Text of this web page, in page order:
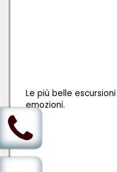
Le più belle
emozioni.